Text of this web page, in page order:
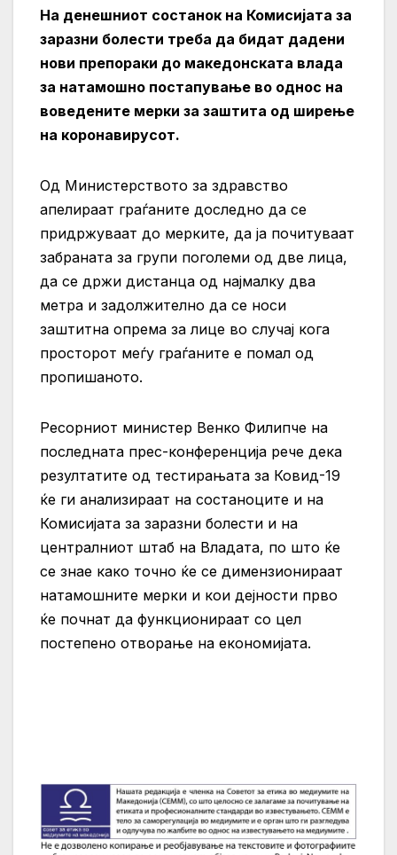
На денешниот состанок на Комисијата за
заразни болести треба да бидат дадени
нови препораки до македонската влада
за натамошно постапување во однос на
воведените мерки за заштита од ширење
на коронавирусот.
Од Министерството за здравство
апелираат граѓаните доследно да се
придржуваат до мерките, да ја почитуваат
забраната за групи поголеми од две лица,
да се држи дистанца од најмалку два
метра и задолжително да се носи
заштитна опрема за лице во случај кога
просторот меѓу граѓаните е помал од
пропишаното.
Ресорниот министер Венко Филипче на
последната прес-конференција рече дека
резултатите од тестирањата за Ковид-19
ќе ги анализираат на состаноците и на
Комисијата за заразни болести и на
централниот штаб на Владата, по што ќе
се знае како точно ќе се димензионираат
натамошните мерки и кои дејности прво
ќе почнат да функционираат со цел
постепено отворање на економијата.